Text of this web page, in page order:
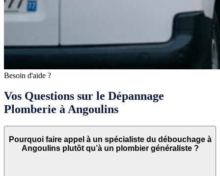
Besoin d'aide ?
Vos Questions sur le Dépannage
Plomberie à Angoulins
Pourquoi faire appel à un spécialiste du débouchage à
Angoulins plutôt qu’à un plombier généraliste ?